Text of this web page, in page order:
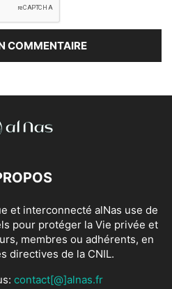
et interconnecté alNas use de
pour protéger la Vie privée et
membres ou adhérents, en
directives de la CNIL.
contact[@]alnas.fr